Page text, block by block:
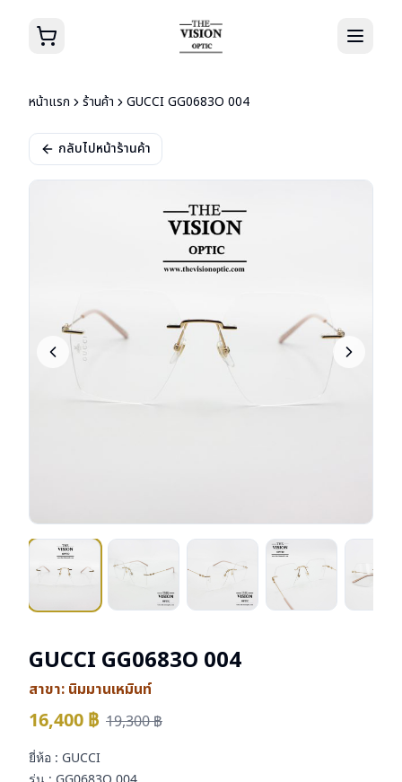
หน้าแรก ร้านค้า GUCCI GG0683O 004
กลับไปหน้าร้านค้า
GUCCI GG0683O 004
สาขา: นิมมานเหมินท์
16,400 ฿ 19,300฿
ยี่ห้อ : GUCCI